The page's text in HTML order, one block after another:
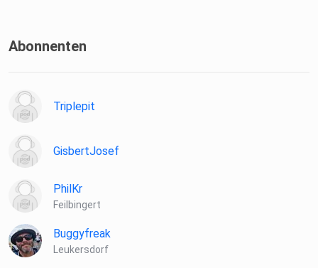
Abonnenten
Triplepit
GisbertJosef
PhilKr
Feilbingert
Buggyfreak
Leukersdorf